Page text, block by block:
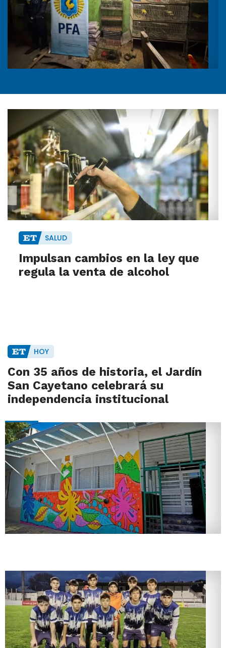
SALUD
Impulsan cambios en la ley que
regula la venta de alcohol
HOY
Con 35 años de historia, el Jardín
San Cayetano celebrará su
independencia institucional